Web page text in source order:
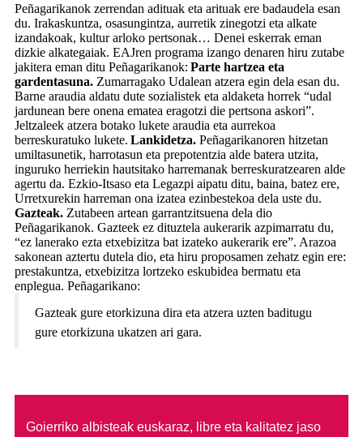
Peñagarikanok zerrendan adituak eta arituak ere badaudela esan
du. Irakaskuntza, osasungintza, aurretik zinegotzi eta alkate
izandakoak, kultur arloko pertsonak… Denei eskerrak eman
dizkie alkategaiak. EAJren programa izango denaren hiru zutabe
jakitera eman ditu Peñagarikanok: Parte hartzea eta
gardentasuna.Zumarragako Udalean atzera egin dela esan du.
Barne araudia aldatu dute sozialistek eta aldaketa horrek “udal
jardunean bere onena ematea eragotzi die pertsona askori”.
Jeltzaleek atzera botako lukete araudia eta aurrekoa
berreskuratuko lukete. Lankidetza.Peñagarikanoren hitzetan
umiltasunetik, harrotasun eta prepotentzia alde batera utzita,
inguruko herriekin hautsitako harremanak berreskuratzearen alde
agertu da. Ezkio-Itsaso eta Legazpi aipatu ditu, baina, batez ere,
Urretxurekin harreman ona izatea ezinbestekoa dela uste du.
Gazteak.Zutabeen artean garrantzitsuena dela dio
Peñagarikanok. Gazteek ez dituztela aukerarik azpimarratu du,
“ez lanerako ezta etxebizitza bat izateko aukerarik ere”. Arazoa
sakonean aztertu dutela dio, eta hiru proposamen zehatz egin ere:
prestakuntza, etxebizitza lortzeko eskubidea bermatu eta
enplegua. Peñagarikano:
Gazteak gure etorkizuna dira eta atzera uzten baditugu
gure etorkizuna ukatzen ari gara.
Goierriko albisteak euskaraz, libre eta kalitatez jaso